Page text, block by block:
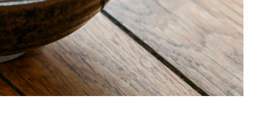
関西で開催。おすすめの展覧会
おすすめの映画
誠光社で選びました。おすすめの本